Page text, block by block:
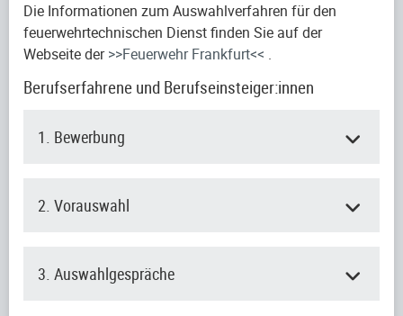
Die Informationen zum Auswahlverfahren für den
feuerwehrtechnischen Dienst finden Sie auf der
Webseite der>>Feuerwehr Frankfurt<< .
Berufserfahrene und Berufseinsteiger:innen
1. Bewerbung
2. Vorauswahl
3. Auswahlgespräche